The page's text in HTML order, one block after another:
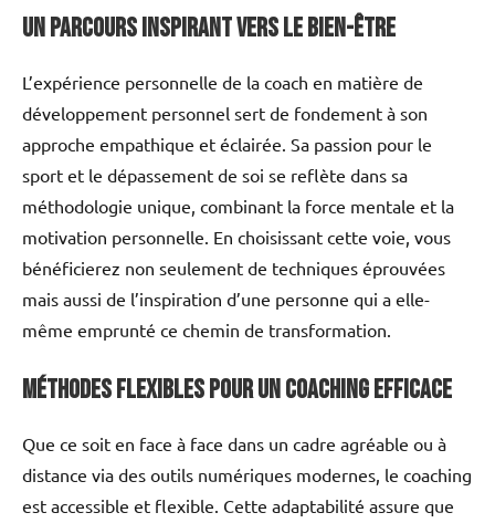
Un Parcours Inspirant vers le Bien-Être
L’expérience personnelle de la coach en matière de
développement personnel sert de fondement à son
approche empathique et éclairée. Sa passion pour le
sport et le dépassement de soi se reflète dans sa
méthodologie unique, combinant la force mentale et la
motivation personnelle. En choisissant cette voie, vous
bénéficierez non seulement de techniques éprouvées
mais aussi de l’inspiration d’une personne qui a elle-
même emprunté ce chemin de transformation.
Méthodes Flexibles pour un Coaching Efficace
Que ce soit en face à face dans un cadre agréable ou à
distance via des outils numériques modernes, le coaching
est accessible et flexible. Cette adaptabilité assure que